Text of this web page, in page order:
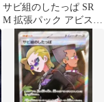
サビ組のしたっぱ SR
M 拡張パック アビスア
イ キラ 110/081 １枚